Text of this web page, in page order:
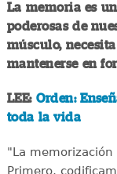
La memoria es
poderosas de
músculo,
mantenerse en
LEE: Orden:
toda la vida
"La
Primero,